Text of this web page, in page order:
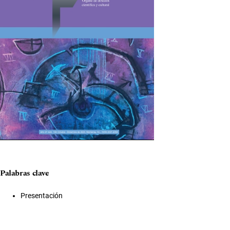
Palabras clave
Presentación